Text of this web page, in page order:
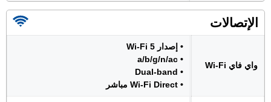
الإتصالات
واي فاي Wi-Fi
• إصدار Wi-Fi 5
• a/b/g/n/ac
• Dual-band
• Wi-Fi Direct مباشر